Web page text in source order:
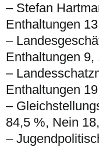
– Stefan
Enthaltungen
–
Enthaltungen
–
Enthaltungen 19
–
84,5 %, Nein
–